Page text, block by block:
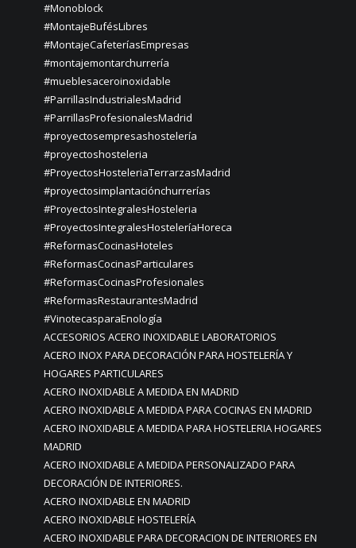
#Monoblock
#MontajeBufésLibres
#MontajeCafeteríasEmpresas
#montajemontarchurrería
#mueblesaceroinoxidable
#ParrillasIndustrialesMadrid
#ParrillasProfesionalesMadrid
#proyectosempresashostelería
#proyectoshosteleria
#ProyectosHosteleriaTerrarzasMadrid
#proyectosimplantaciónchurrerías
#ProyectosIntegralesHosteleria
#ProyectosIntegralesHosteleríaHoreca
#ReformasCocinasHoteles
#ReformasCocinasParticulares
#ReformasCocinasProfesionales
#ReformasRestaurantesMadrid
#VinotecasparaEnología
ACCESORIOS ACERO INOXIDABLE LABORATORIOS
ACERO INOX PARA DECORACIÓN PARA HOSTELERÍA Y
HOGARES PARTICULARES
ACERO INOXIDABLE A MEDIDA EN MADRID
ACERO INOXIDABLE A MEDIDA PARA COCINAS EN MADRID
ACERO INOXIDABLE A MEDIDA PARA HOSTELERIA HOGARES
MADRID
ACERO INOXIDABLE A MEDIDA PERSONALIZADO PARA
DECORACIÓN DE INTERIORES.
ACERO INOXIDABLE EN MADRID
ACERO INOXIDABLE HOSTELERÍA
ACERO INOXIDABLE PARA DECORACION DE INTERIORES EN